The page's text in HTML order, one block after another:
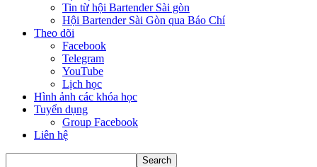
Tin từ hội Bartender Sài gòn
Hội Bartender Sài Gòn qua Báo Chí
Theo dõi
Facebook
Telegram
YouTube
Lịch học
Hình ảnh các khóa học
Tuyển dụng
Group Facebook
Liên hệ